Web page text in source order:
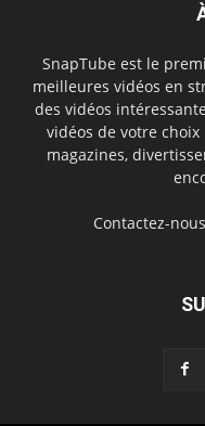
SnapTube est le
meilleures vidéos en
des vidéos
vidéos de votre
magazines,
Contactez-